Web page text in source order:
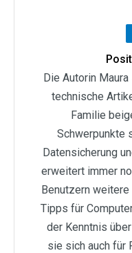
Die Autorin
technische
Familie
Schwerpunkte
Datensicherung
erweitert immer
Benutzern
Tipps für
der Kenntnis
sie sich auch für